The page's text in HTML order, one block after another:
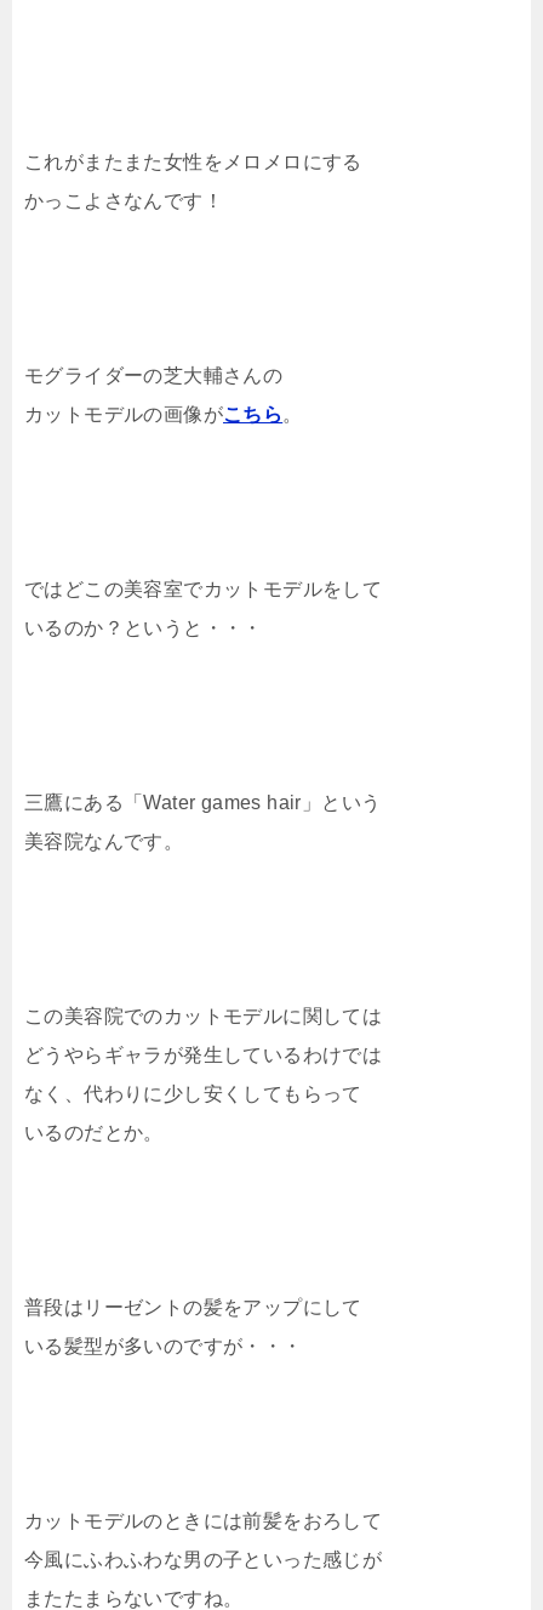
これがまたまた女性をメロメロにする
かっこよさなんです！
モグライダーの芝大輔さんの
カットモデルの画像がこちら 。
ではどこの美容室でカットモデルをして
いるのか？というと・・・
三鷹にある「Water games hair」という
美容院なんです。
この美容院でのカットモデルに関しては
どうやらギャラが発生しているわけでは
なく、代わりに少し安くしてもらって
いるのだとか。
普段はリーゼントの髪をアップにして
いる髪型が多いのですが・・・
カットモデルのときには前髪をおろして
今風にふわふわな男の子といった感じが
またたまらないですね。